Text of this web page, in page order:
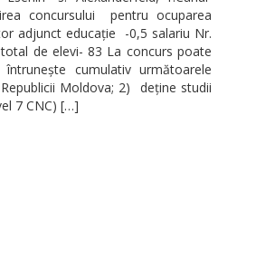
concursului pentru ocuparea
adjunct educație -0,5 salariu Nr.
de elevi- 83 La concurs poate
cumulativ următoarele
Moldova; 2) deține studii
7 CNC) […]